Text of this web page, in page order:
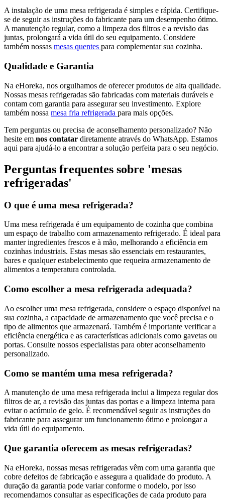
A instalação de uma mesa refrigerada é simples e rápida. Certifique-
se de seguir as instruções do fabricante para um desempenho ótimo.
A manutenção regular, como a limpeza dos filtros e a revisão das
juntas, prolongará a vida útil do seu equipamento. Considere
também nossas mesas quentes para complementar sua cozinha.
Qualidade e Garantia
Na eHoreka, nos orgulhamos de oferecer produtos de alta qualidade.
Nossas mesas refrigeradas são fabricadas com materiais duráveis e
contam com garantia para assegurar seu investimento. Explore
também nossa mesa fria refrigerada para mais opções.
Tem perguntas ou precisa de aconselhamento personalizado? Não
hesite em nos contatar diretamente através do WhatsApp. Estamos
aqui para ajudá-lo a encontrar a solução perfeita para o seu negócio.
Perguntas frequentes sobre 'mesas
refrigeradas'
O que é uma mesa refrigerada?
Uma mesa refrigerada é um equipamento de cozinha que combina
um espaço de trabalho com armazenamento refrigerado. É ideal para
manter ingredientes frescos e à mão, melhorando a eficiência em
cozinhas industriais. Estas mesas são essenciais em restaurantes,
bares e qualquer estabelecimento que requeira armazenamento de
alimentos a temperatura controlada.
Como escolher a mesa refrigerada adequada?
Ao escolher uma mesa refrigerada, considere o espaço disponível na
sua cozinha, a capacidade de armazenamento que você precisa e o
tipo de alimentos que armazenará. Também é importante verificar a
eficiência energética e as características adicionais como gavetas ou
portas. Consulte nossos especialistas para obter aconselhamento
personalizado.
Como se mantém uma mesa refrigerada?
A manutenção de uma mesa refrigerada inclui a limpeza regular dos
filtros de ar, a revisão das juntas das portas e a limpeza interna para
evitar o acúmulo de gelo. É recomendável seguir as instruções do
fabricante para assegurar um funcionamento ótimo e prolongar a
vida útil do equipamento.
Que garantia oferecem as mesas refrigeradas?
Na eHoreka, nossas mesas refrigeradas vêm com uma garantia que
cobre defeitos de fabricação e assegura a qualidade do produto. A
duração da garantia pode variar conforme o modelo, por isso
recomendamos consultar as especificações de cada produto para